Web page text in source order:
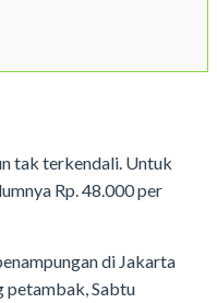
tak terkendali. Untuk
Rp. 48.000 per
di Jakarta
petambak, Sabtu